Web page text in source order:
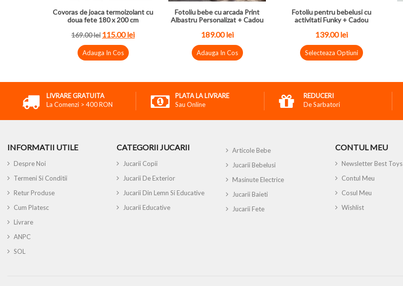
Covoras de joaca termoizolant cu
doua fete 180 x 200 cm
169.00 lei 115.00 lei
Adauga In Cos
Fotoliu bebe cu arcada Print
Albastru Personalizat + Cadou
189.00 lei
Adauga In Cos
Fotoliu pentru bebelusi cu
activitati Funky + Cadou
139.00 lei
Selecteaza Optiuni
LIVRARE GRATUITA
La Comenzi > 400 RON
PLATA LA LIVRARE
Sau Online
REDUCERI
De Sarbatori
INFORMATII UTILE
Despre Noi
Termeni Si Conditii
Retur Produse
Cum Platesc
Livrare
ANPC
SOL
CATEGORII JUCARII
Jucarii Copii
Jucarii De Exterior
Jucarii Din Lemn Si Educative
Jucarii Educative
Articole Bebe
Jucarii Bebelusi
Masinute Electrice
Jucarii Baieti
Jucarii Fete
CONTUL MEU
Newsletter Best Toys
Contul Meu
Cosul Meu
Wishlist